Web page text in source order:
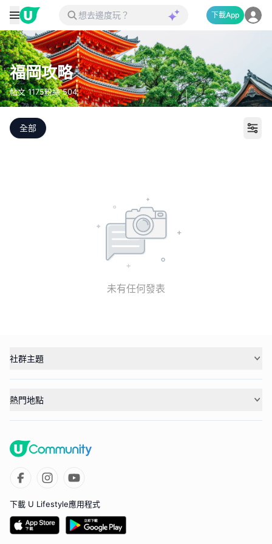
下載App
福岡攻略
帖文1175粉絲504
全部 打
未有任何發表
社群主題
熱門地點
下載 U Lifestyle應用程式